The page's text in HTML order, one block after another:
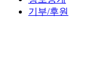
기부/후원